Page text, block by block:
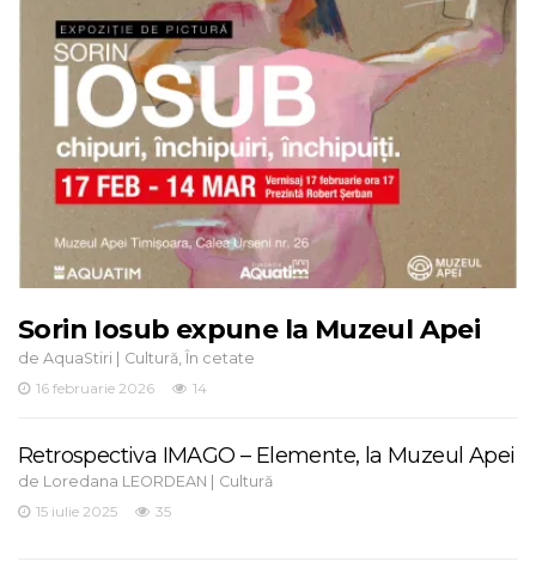
Sorin Iosub expune la Muzeul Apei
de AquaStiri | Cultură În cetate
16 februarie 2026
14
Retrospectiva IMAGO – Elemente, la Muzeul Apei
de Loredana LEORDEAN | Cultură
15 iulie 2025
35